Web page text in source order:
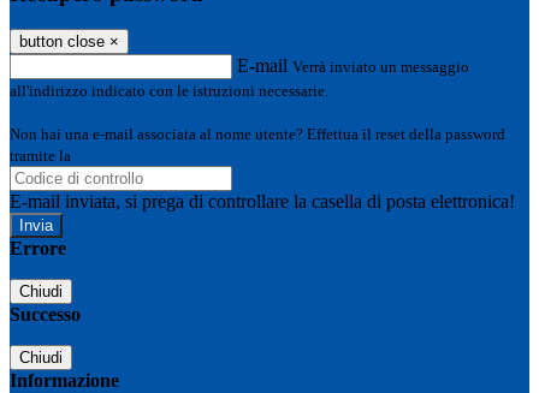
button close ×
E-mail Verrà inviato un messaggio
all'indirizzo indicato con le istruzioni necessarie.
Non hai una e-mail associata al nome utente? Effettua il reset della password
tramite la
E-mail inviata, si prega di controllare la casella di posta elettronica!
Errore
Chiudi
Successo
Chiudi
Informazione